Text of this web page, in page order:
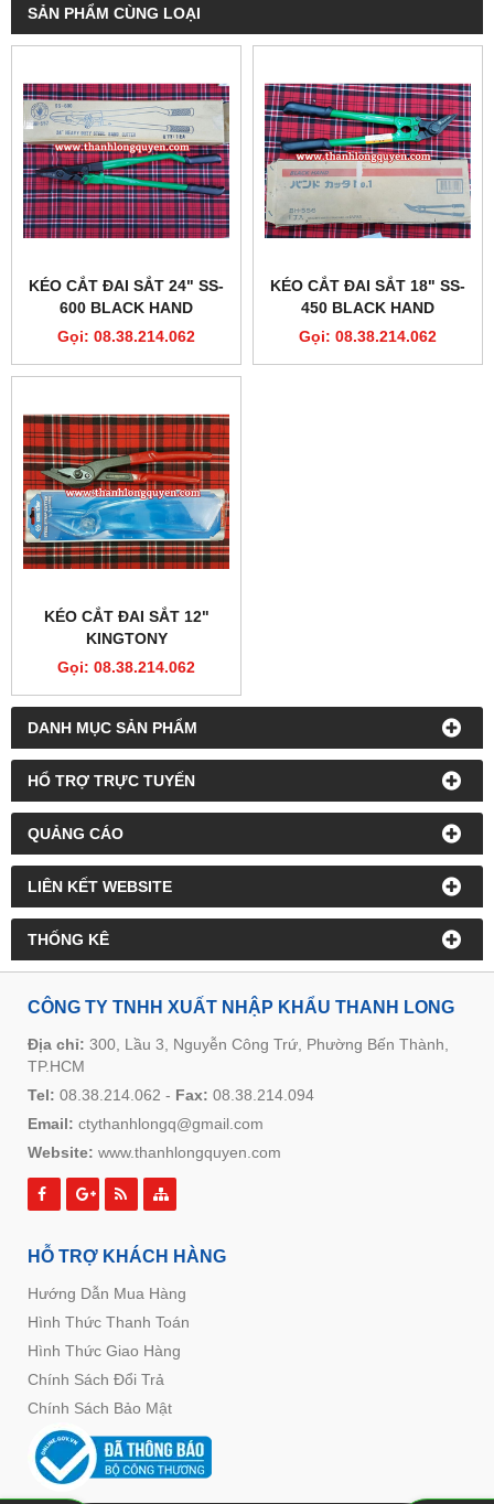
DANH MỤC SẢN PHẨM
HỔ TRỢ TRỰC TUYẾN
QUẢNG CÁO
LIÊN KẾT WEBSITE
THỐNG KÊ
SẢN PHẨM CÙNG LOẠI
KÉO CẮT ĐAI SẮT 24" SS-
600 BLACK HAND
Gọi: 08.38.214.062
KÉO CẮT ĐAI SẮT 18" SS-
450 BLACK HAND
Gọi: 08.38.214.062
KÉO CẮT ĐAI SẮT 12"
KINGTONY
Gọi: 08.38.214.062
CÔNG TY TNHH XUẤT NHẬP KHẨU THANH LONG
Địa chỉ: 300, Lầu 3, Nguyễn Công Trứ, Phường Bến Thành,
TP.HCM
Tel: 08.38.214.062 - Fax: 08.38.214.094
Email: ctythanhlongq@gmail.com
Website: www.thanhlongquyen.com
HỖ TRỢ KHÁCH HÀNG
Hướng Dẫn Mua Hàng
Hình Thức Thanh Toán
Hình Thức Giao Hàng
Chính Sách Đổi Trả
Chính Sách Bảo Mật